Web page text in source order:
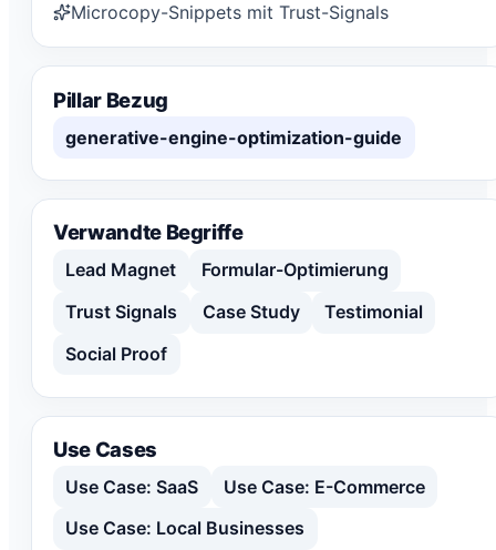
Microcopy-Snippets mit Trust-Signals
Pillar Bezug
generative-engine-optimization-guide
Verwandte Begriffe
Lead Magnet
Formular-Optimierung
Trust Signals
Case Study
Testimonial
Social Proof
Use Cases
Use Case: SaaS
Use Case: E-Commerce
Use Case: Local Businesses